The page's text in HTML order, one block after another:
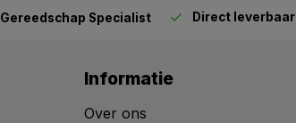
Gereedschap Specialist Direct leverbaar
Informatie
Over ons